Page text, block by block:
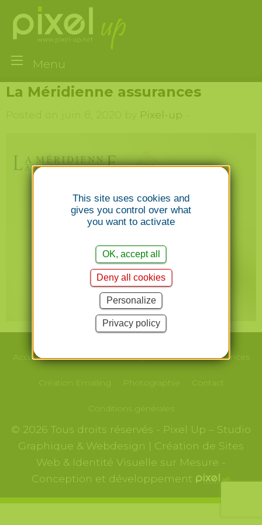
Menu
La Méridienne assurances
Pixel-up
Accueil Le studio Webdesign/Print NosRéférences
Création Emailing Photographie Contact
Conditions générales
© 2026 Tous droits réservés - Pixel Up – Studio
Graphique & Webdesign | Création de Sites
Web & Identité Visuelle sur Mesure -
Conception et développement
This site uses cookies and
gives you control over what
you want to activate
OK, accept all
Deny all cookies
Personalize
Privacy policy